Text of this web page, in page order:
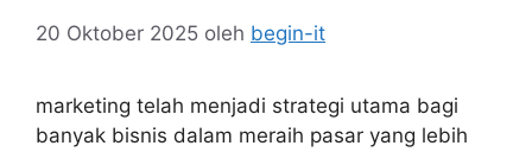
20 Oktober 2025 oleh begin-it
marketing telah menjadi strategi utama bagi
banyak bisnis dalam meraih pasar yang lebih